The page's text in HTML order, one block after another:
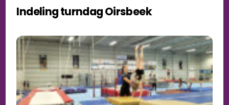
Indeling turndag Oirsbeek